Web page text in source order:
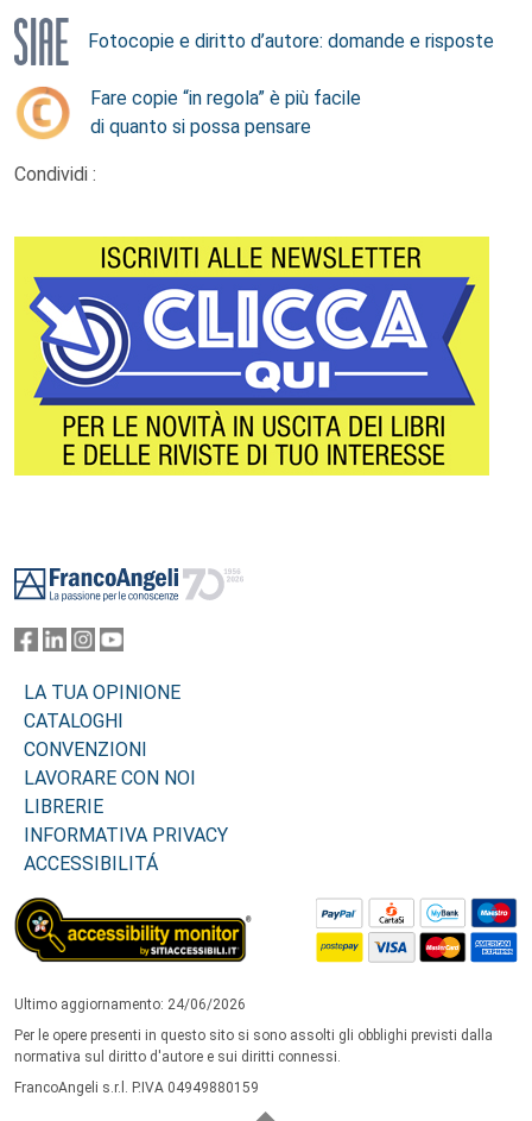
Fotocopie e diritto d’autore: domande e risposte
Fare copie “in regola” è più facile
di quanto si possa pensare
Condividi :
LA TUA OPINIONE
CATALOGHI
CONVENZIONI
LAVORARE CON NOI
LIBRERIE
INFORMATIVA PRIVACY
ACCESSIBILITÁ
Ultimo aggiornamento: 24/06/2026
Per le opere presenti in questo sito si sono assolti gli obblighi previsti dalla
normativa sul diritto d'autore e sui diritti connessi.
FrancoAngeli s.r.l. P.IVA 04949880159